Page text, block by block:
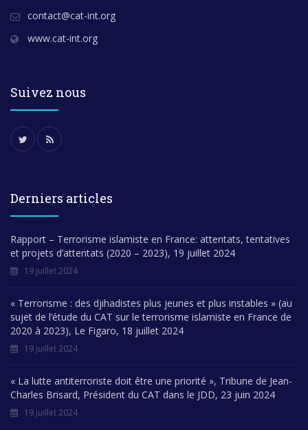
contact@cat-int.org
www.cat-int.org
Suivez nous
Derniers articles
Rapport – Terrorisme islamiste en France: attentats, tentatives
et projets d’attentats (2020 – 2023), 19 juillet 2024
19 juillet 2024
« Terrorisme : des djihadistes plus jeunes et plus instables » (au
sujet de l’étude du CAT sur le terrorisme islamiste en France de
2020 à 2023), Le Figaro, 18 juillet 2024
19 juillet 2024
« La lutte antiterroriste doit être une priorité », Tribune de Jean-
Charles Brisard, Président du CAT dans le JDD, 23 juin 2024
19 juillet 2024